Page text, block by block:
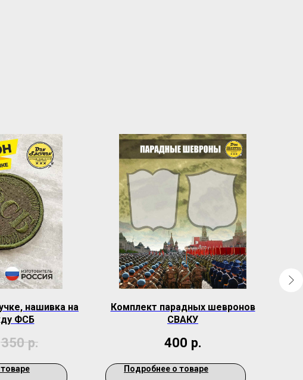
нашивка на
ФСБ
350 р.
Комплект парадных шевронов
СВАКУ
400 р.
Подробнее о товаре